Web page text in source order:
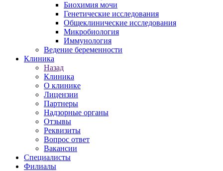
Биохимия мочи
Генетические исследования
Общеклинические исследования
Микробиология
Иммунология
Ведение беременности
Клиника
Назад
Клиника
О клинике
Лицензии
Партнеры
Надзорные органы
Отзывы
Реквизиты
Вопрос ответ
Вакансии
Специалисты
Филиалы